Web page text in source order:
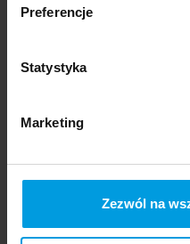
Preferencje
Statystyka
Marketing
Zezwól na